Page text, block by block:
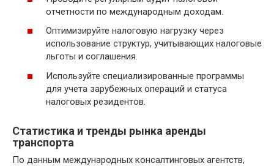
отчетности по международным доходам.
Оптимизируйте налоговую нагрузку через
использование структур, учитывающих налоговые
льготы и соглашения.
Используйте специализированные программы
для учета зарубежных операций и статуса
налоговых резидентов.
Статистика и тренды рынка аренды
транспорта
По данным международных консалтинговых агентств,